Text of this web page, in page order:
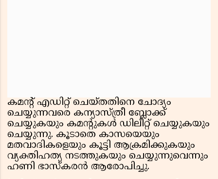
കമൻ്റ് എഡിറ്റ് ചെയ്തതിനെ ചോദ്യം
ചെയ്യുന്നവരെ കന്യാസ്ത്രീ ബ്ലോക്ക്
ചെയ്യുകയും കമൻ്റുകൾ ഡിലീറ്റ് ചെയ്യുകയും
ചെയ്യുന്നു. കൂടാതെ കാസയെയും
മതവാദികളെയും കൂട്ടി ആക്രമിക്കുകയും
വ്യക്തിഹത്യ നടത്തുകയും ചെയ്യുന്നുവെന്നും
ഹണി ഭാസ്കരൻ ആരോപിച്ചു.